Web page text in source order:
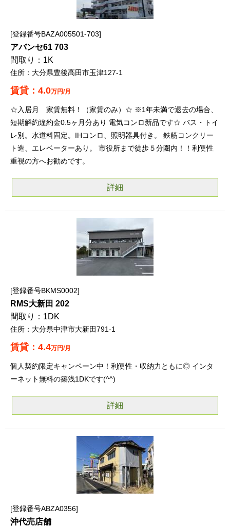
登録番号BAZA005501-703
アバンセ61 703
1K
大分県豊後高田市玉津127-1
4.0万円/月
☆入居月 家賃無料！（家賃のみ）☆ ※1年未満で退去の場合、
短期解約違約金0.5ヶ月分あり 電気コンロ新品です☆ バス・トイ
レ別。水道料固定。IHコンロ、照明器具付き。 鉄筋コンクリー
ト造、エレベーターあり。 市役所まで徒歩５分圏内！！利便性
重視の方へお勧めです。
詳細
登録番号BKMS0002
RMS大新田 202
1DK
大分県中津市大新田791-1
4.4万円/月
個人契約限定キャンペーン中！利便性・収納力ともに◎ インタ
ーネット無料の築浅1DKです(^^)
詳細
登録番号ABZA0356
沖代売店舗